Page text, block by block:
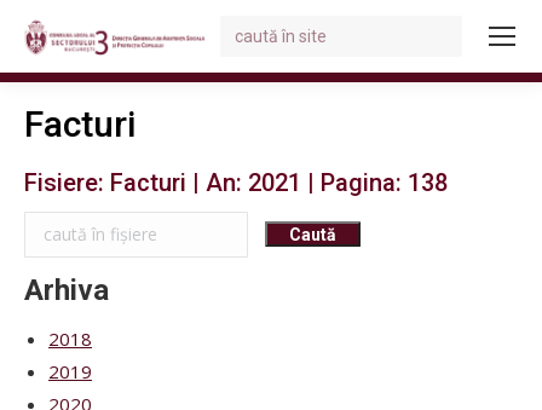
Search:
Facturi
Fisiere: Facturi | An: 2021 | Pagina: 138
Arhiva
2018
2019
2020